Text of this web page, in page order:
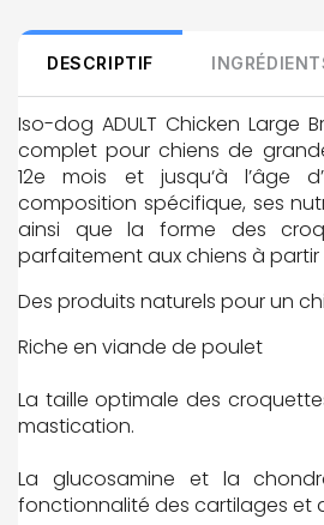
DESCRIPTIF
Iso-dog ADULT Chicken Large
complet pour chiens de
12e mois et jusqu‘à l’âge
composition spécifique, ses
ainsi que la forme des
parfaitement aux chiens à partir
Des produits naturels pour un
Riche en viande de poulet
La taille optimale des
mastication.
La glucosamine et la
fonctionnalité des cartilages et